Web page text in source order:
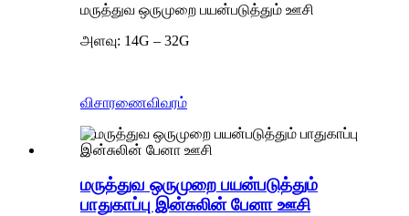
மருத்துவ ஒருமுறை பயன்படுத்தும் ஊசி
அளவு: 14G – 32G
விசாரணைவிவரம்
மருத்துவ ஒருமுறை பயன்படுத்தும்
பாதுகாப்பு இன்சுலின் பேனா ஊசி